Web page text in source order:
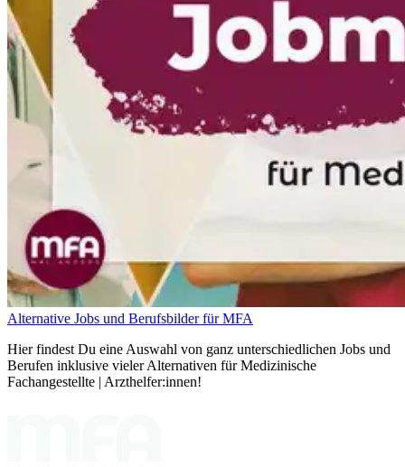
Alternative Jobs und Berufsbilder für MFA
Hier findest Du eine Auswahl von ganz unterschiedlichen Jobs und
Berufen inklusive vieler Alternativen für Medizinische
Fachangestellte | Arzthelfer:innen!